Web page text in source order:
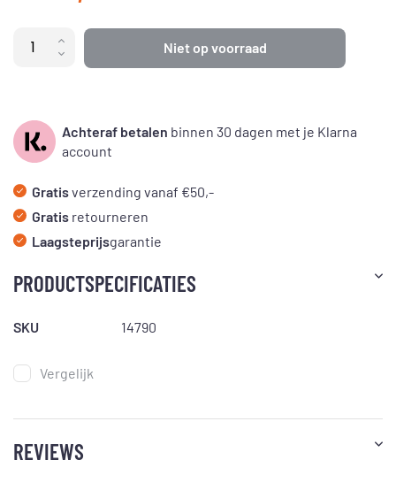
Niet op voorraad
Achteraf betalen binnen 30 dagen met je Klarna
account
Gratisverzending vanaf €50,-
Gratis retourneren
Laagsteprijsgarantie
PRODUCTSPECIFICATIES
SKU 14790
Vergelijk
REVIEWS